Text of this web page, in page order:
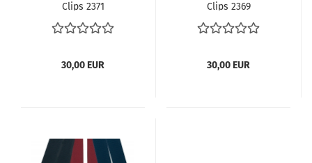
Clips 2371
30,00 EUR
Clips 2369
30,00 EUR